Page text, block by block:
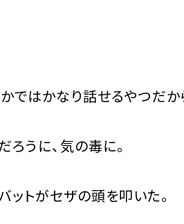
ではかなり話せるやつだか
うに、気の毒に。
トがセザの頭を叩いた。